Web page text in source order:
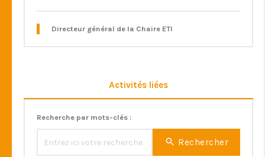
Directeur général de la Chaire ETI
Activités liées
Recherche par mots-clés :
Rechercher